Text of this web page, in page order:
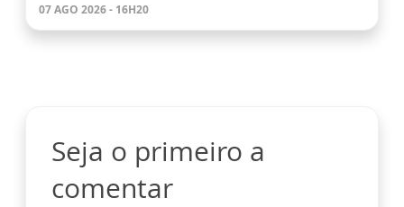
07 AGO 2026 - 16H20
Seja o primeiro a
comentar